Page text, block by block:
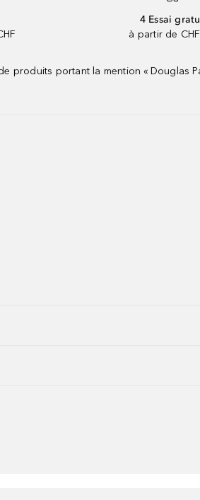
4 Essai
à partir de
produits portant la mention «